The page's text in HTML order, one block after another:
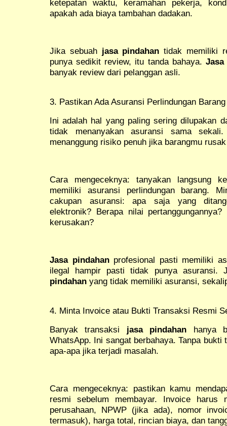
ketepatan waktu, keramahan pekerja,
apakah ada biaya tambahan dadakan.
Jika sebuah jasa pindahan tidak memiliki
punya sedikit review, itu tanda bahaya. Jasa
banyak review dari pelanggan asli.
3. Pastikan Ada Asuransi Perlindungan Barang
Ini adalah hal yang paling sering dilupakan
tidak menanyakan asuransi sama
menanggung risiko penuh jika barangmu
Cara mengeceknya: tanyakan langsung
memiliki asuransi perlindungan barang.
cakupan asuransi: apa saja yang
elektronik? Berapa nilai
kerusakan?
Jasa pindahanprofesional pasti memiliki
ilegal hampir pasti tidak punya asuransi.
pindahan yang tidak memiliki asuransi,
4. Minta Invoice atau Bukti Transaksi Resmi
Banyak transaksi jasa pindahan hanya
WhatsApp. Ini sangat berbahaya. Tanpa
apa-apa jika terjadi masalah.
Cara mengeceknya: pastikan kamu
resmi sebelum membayar. Invoice harus
perusahaan, NPWP (jika ada), nomor
termasuk), harga total, rincian biaya, dan